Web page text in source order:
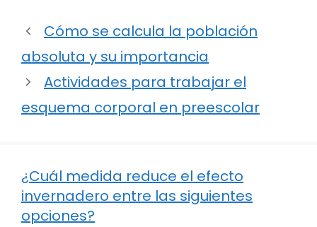
Cómo se calcula la población
absoluta y su importancia
Actividades para trabajar el
esquema corporal en preescolar
¿Cuál medida reduce el efecto
invernadero entre las siguientes
opciones?